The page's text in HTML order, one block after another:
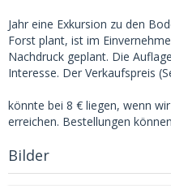
Jahr eine Exkursion zu den
Forst plant, ist im
Nachdruck geplant. Die
Interesse. Der Verkaufspreis
könnte bei 8 € liegen, wenn
erreichen. Bestellungen
Bilder